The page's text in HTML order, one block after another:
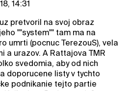
14:31
pretvoril na svoj obraz
""system"" tam ma na
umrti (pocnuc TerezouS), vela
a urazov. A Rattajova TMR
svedomia, aby od nich
doporucene listy v tychto
podnikanie tejto partie